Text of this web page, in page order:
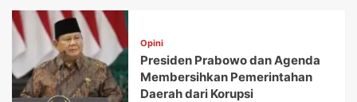
Opini
Presiden Prabowo dan Agenda
Membersihkan Pemerintahan
Daerah dari Korupsi